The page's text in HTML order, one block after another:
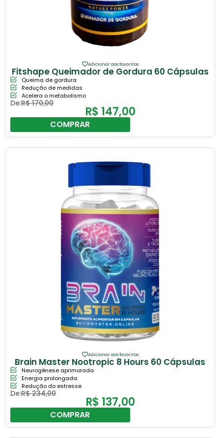
Adicionar aos favoritos
Fitshape Queimador de Gordura 60 Cápsulas
Queima de gordura
Redução de medidas
Acelera o metabolismo
De:R$170,00
R$ 147,00
COMPRAR
Adicionar aos favoritos
Brain Master Nootropic 8 Hours 60 Cápsulas
Neurogênese aprimorada
Energia prolongada
Redução do estresse
De:R$234,00
R$ 137,00
COMPRAR